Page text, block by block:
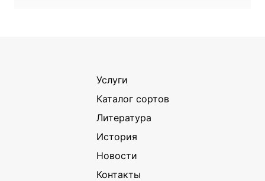
Услуги
Каталог сортов
Литература
История
Новости
Контакты